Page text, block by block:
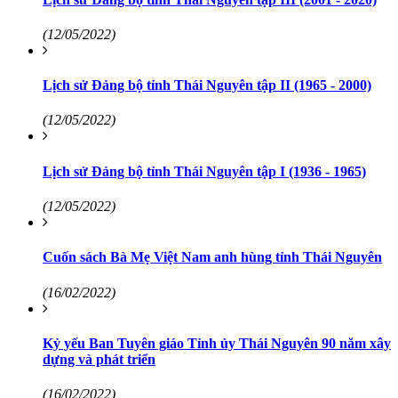
(12/05/2022)
Lịch sử Đảng bộ tỉnh Thái Nguyên tập II (1965 - 2000)
(12/05/2022)
Lịch sử Đảng bộ tỉnh Thái Nguyên tập I (1936 - 1965)
(12/05/2022)
Cuốn sách Bà Mẹ Việt Nam anh hùng tỉnh Thái Nguyên
(16/02/2022)
Kỷ yếu Ban Tuyên giáo Tỉnh ủy Thái Nguyên 90 năm xây
dựng và phát triển
(16/02/2022)